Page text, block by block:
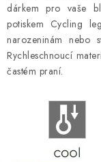
dárkem pro vaše
potiskem Cycling
narozeninám nebo
Rychleschnoucí
častém praní.